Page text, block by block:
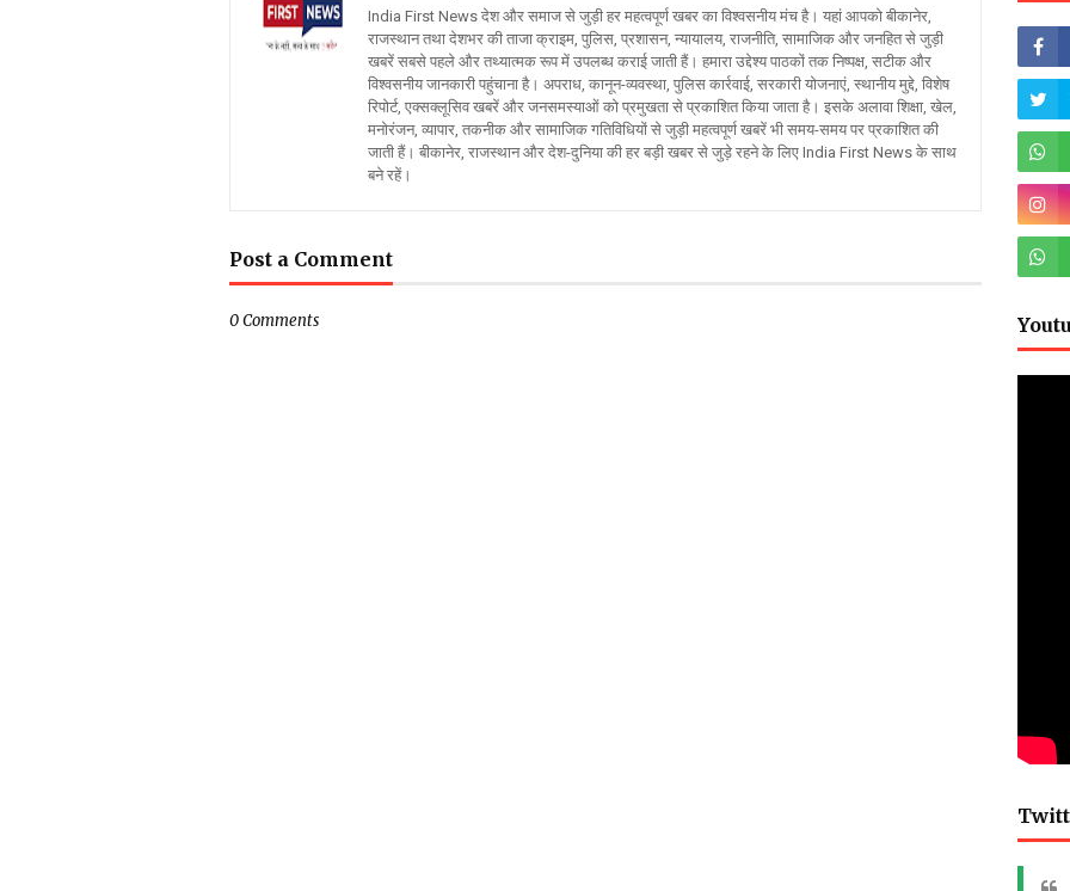
India First News देश और समाज से जुड़ी हर महत्वपूर्ण खबर का विश्वसनीय मंच है। यहां आपको बीकानेर,
राजस्थान तथा देशभर की ताजा क्राइम, पुलिस, प्रशासन, न्यायालय, राजनीति, सामाजिक और जनहित से जुड़ी
खबरें सबसे पहले और तथ्यात्मक रूप में उपलब्ध कराई जाती हैं। हमारा उद्देश्य पाठकों तक निष्पक्ष, सटीक और
विश्वसनीय जानकारी पहुंचाना है। अपराध, कानून-व्यवस्था, पुलिस कार्रवाई, सरकारी योजनाएं, स्थानीय मुद्दे, विशेष
रिपोर्ट, एक्सक्लूसिव खबरें और जनसमस्याओं को प्रमुखता से प्रकाशित किया जाता है। इसके अलावा शिक्षा, खेल,
मनोरंजन, व्यापार, तकनीक और सामाजिक गतिविधियों से जुड़ी महत्वपूर्ण खबरें भी समय-समय पर प्रकाशित की
जाती हैं। बीकानेर, राजस्थान और देश-दुनिया की हर बड़ी खबर से जुड़े रहने के लिए India First News के साथ
बने रहें।
Post a Comment
0 Comments